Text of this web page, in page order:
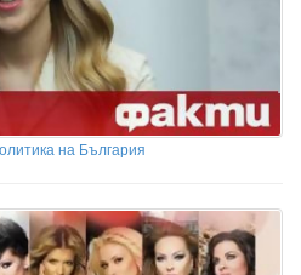
на България